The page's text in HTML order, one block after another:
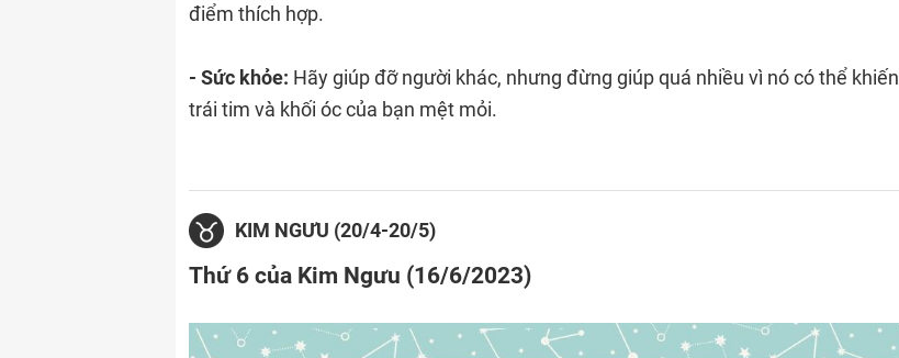
điểm thích hợp.
- Sức khỏe: Hãy giúp đỡ người khác, nhưng đừng giúp quá nhiều vì nó có thể khiến
trái tim và khối óc của bạn mệt mỏi.
KIM NGƯU (20/4-20/5)
Thứ 6 của Kim Ngưu (16/6/2023)